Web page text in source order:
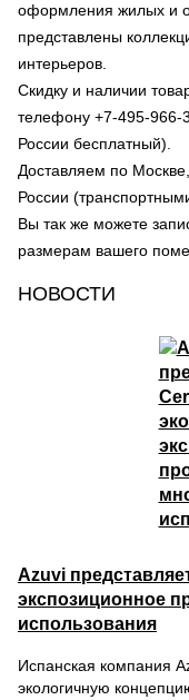
оформления жилых и
представлены
интерьеров.
Скидку и наличии
телефону +7-495-966-
России бесплатный).
Доставляем по
России
Вы так же можете
размерам вашего
НОВОСТИ
Azuvi
экспозиционное
использования
Испанская компания
экологичную